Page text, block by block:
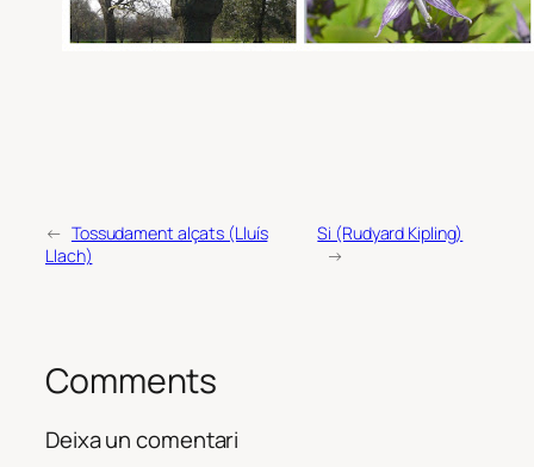
← Tossudament alçats (Lluís
Llach)
Si (Rudyard Kipling)
→
Comments
Deixa un comentari